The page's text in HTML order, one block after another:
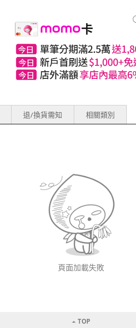
退/換貨需知 相關類別
頁面加載失敗
TOP